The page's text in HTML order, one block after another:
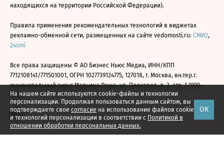
На нашем сайте используются cookie-файлы и технологии
персонализации. Продолжая пользоваться данным сайтом, вы
подтверждаете свое согласие на использование файлов cookie
и технологий персонализации в соответствии с Политикой в
отношении обработки персональных данных.
ОК
находящихся на территории Российской Федерации).
Правила применения рекомендательных технологий в виджетах
рекламно-обменной сети, размещенных на сайте vedomosti.ru: СМИ2,
24smi
Все права защищены © АО Бизнес Ньюс Медиа, ИНН/КПП
7712108141/771501001, ОГРН 1027739124775, 127018, г. Москва, вн.тер.г.
муниципальный округ Марьина Роща, ул. Полковая, д. 3, стр. 1 1999—
2026